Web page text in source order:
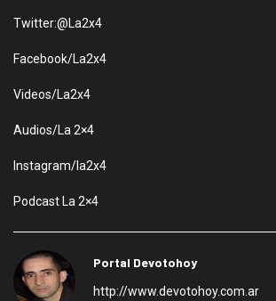
Twitter:@La2x4
Facebook/La2x4
Videos/La2x4
Audios/La 2×4
Instagram/la2x4
Podcast La 2×4
Portal Devotohoy
http://www.devotohoy.com.ar